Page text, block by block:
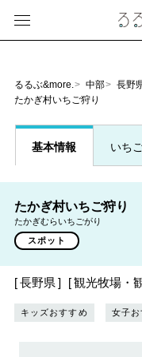
るるぶ&more. 中部 長野
たかぎ村いちご狩り
基本情報 いち
たかぎ村いちご狩り
たかぎむらいちごがり
スポット
長野県 観光牧場・
キッズおすすめ 女子お